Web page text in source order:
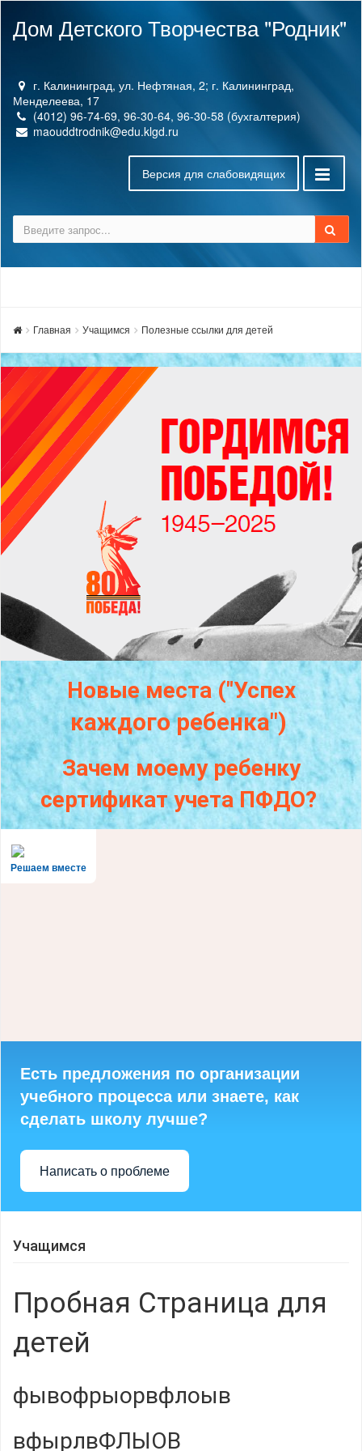
Дом Детского Творчества "Родник"
г. Калининград, ул. Нефтяная, 2; г. Калининград,
Менделеева, 17
(4012) 96-74-69, 96-30-64, 96-30-58 (бухгалтерия)
maouddtrodnik@edu.klgd.ru
Версия для слабовидящих
Главная Учащимся Полезные ссылки для детей
Новые места ("Успех
каждогоребенка")
Зачем моему ребенку
сертификат учета ПФДО?
Решаем вместе
Есть предложения по организации
учебного процесса или знаете, как
сделать школу лучше?
Написать о проблеме
Учащимся
Пробная Страница для
детей
фывофрыорвфлоыв
вфырлвФЛЫОВ